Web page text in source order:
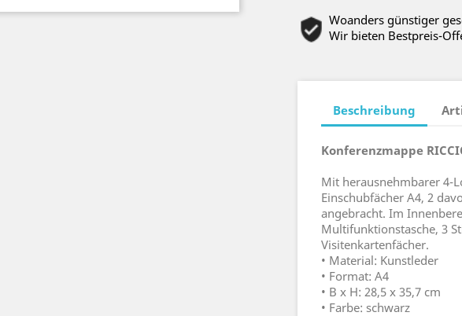
Woanders günstiger
Wir bieten Bestpreis-
Beschreibung
Konferenzmappe
Mit herausnehmbarer 4-
Einschubfächer A4, 2
angebracht. Im
Multifunktionstasche, 3
Visitenkartenfächer.
• Material: Kunstleder
• Format: A4
• B x H: 28,5 x 35,7 cm
• Farbe: schwarz